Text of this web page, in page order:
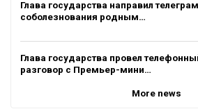
Глава государства направил
соболезнования родным…
Глава государства провел
разговор с Премьер-мини…
More news